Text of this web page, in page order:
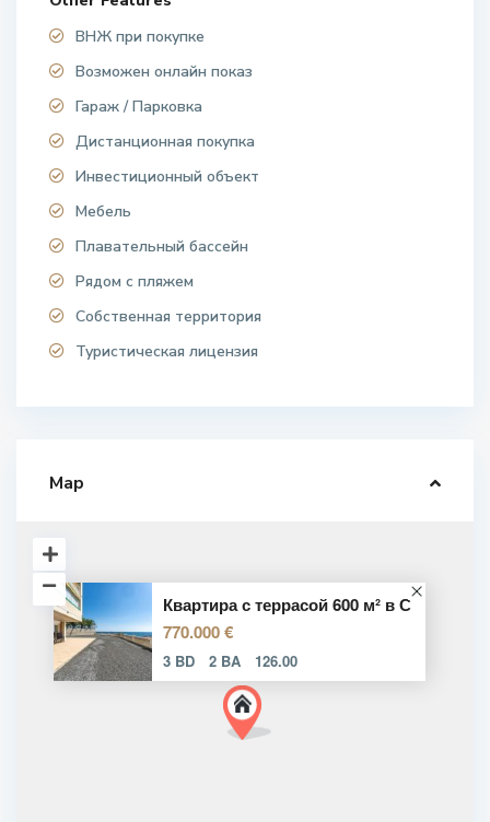
ВНЖ при покупке
Возможен онлайн показ
Гараж / Парковка
Дистанционная покупка
Инвестиционный объект
Мебель
Плавательный бассейн
Рядом с пляжем
Собственная территория
Туристическая лицензия
Map
Квартира с террасой 600 м² в С
770.000 €
3 BD 2 BA 126.00